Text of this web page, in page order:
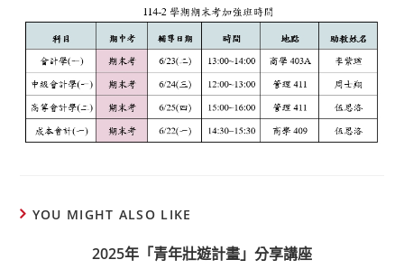
YOU MIGHT ALSO LIKE
2025年「青年壯遊計畫」分享講座